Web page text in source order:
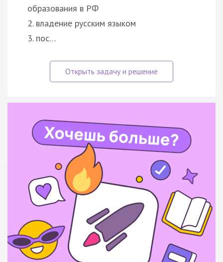
образования в РФ
2. владение русским языком
3. пос…